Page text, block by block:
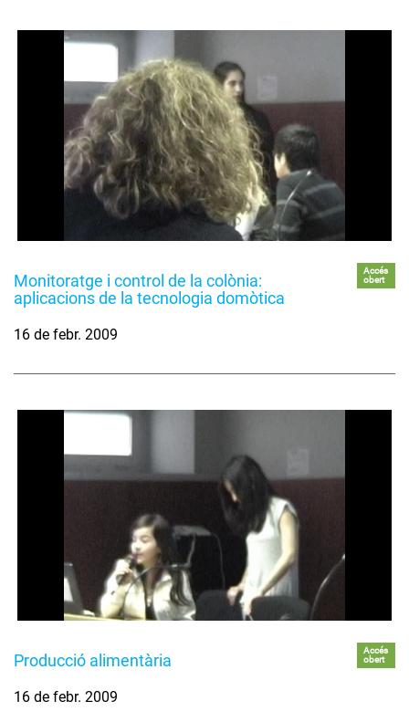
Monitoratge i control de la colònia:
aplicacions de la tecnologia domòtica
Accés
obert
16 de febr. 2009
Producció alimentària
Accés
obert
16 de febr. 2009